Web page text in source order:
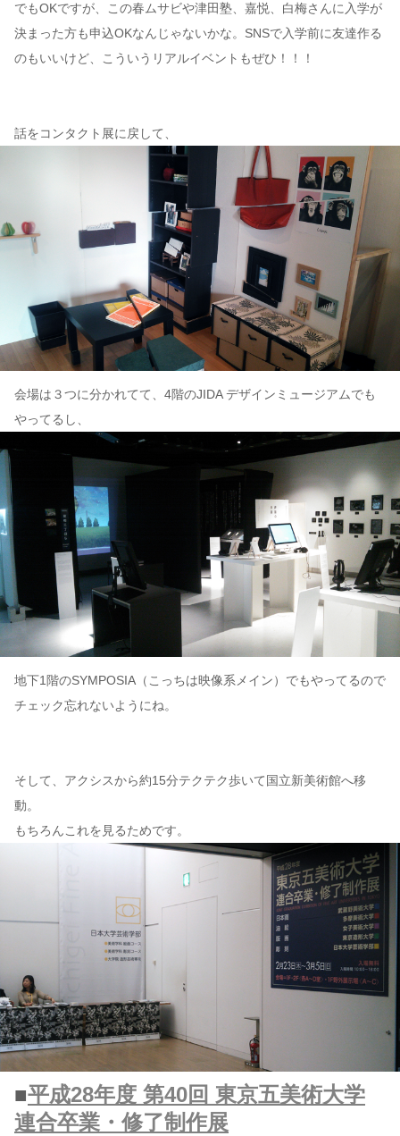
でもOKですが、この春ムサビや津田塾、嘉悦、白梅さんに入学が
決まった方も申込OKなんじゃないかな。SNSで入学前に友達作る
のもいいけど、こういうリアルイベントもぜひ！！！
話をコンタクト展に戻して、
会場は３つに分かれてて、4階のJIDA デザインミュージアムでも
やってるし、
地下1階のSYMPOSIA（こっちは映像系メイン）でもやってるので
チェック忘れないようにね。
そして、アクシスから約15分テクテク歩いて国立新美術館へ移
動。
もちろんこれを見るためです。
■平成28年度 第40回 東京五美術大学
連合卒業・修了制作展